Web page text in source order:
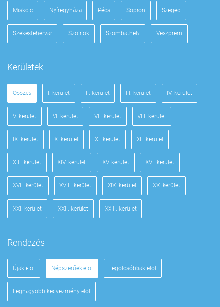
Miskolc Nyíregyháza Pécs Sopron Szeged
Székesfehérvár Szolnok Szombathely Veszprém
Kerületek
Összes I. kerület II. kerület III. kerület IV. kerület
V. kerület VI. kerület VII. kerület VIII. kerület
IX. kerület X. kerület XI. kerület XII. kerület
XIII. kerület XIV. kerület XV. kerület XVI. kerület
XVII. kerület XVIII. kerület XIX. kerület XX. kerület
XXI. kerület XXII. kerület XXIII. kerület
Rendezés
Újak elöl Népszerűek elöl Legolcsóbbak elöl
Legnagyobb kedvezmény elöl